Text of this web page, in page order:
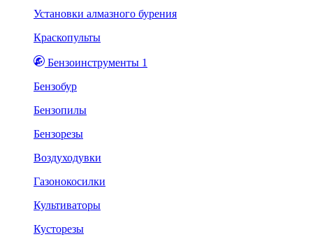
Установки алмазного бурения
Краскопульты
Бензоинструменты 1
Бензобур
Бензопилы
Бензорезы
Воздуходувки
Газонокосилки
Культиваторы
Кусторезы